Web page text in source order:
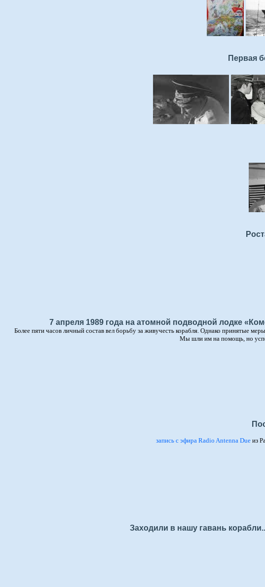
Первая
7 апреля 1989 года на атомной подводной лодке
Более пяти часов личный состав вел борьбу за живучесть корабля. Однако принятые
Мы шли им на помощь, но
запись с эфира Radio Antenna Due из
Заходили в нашу гавань